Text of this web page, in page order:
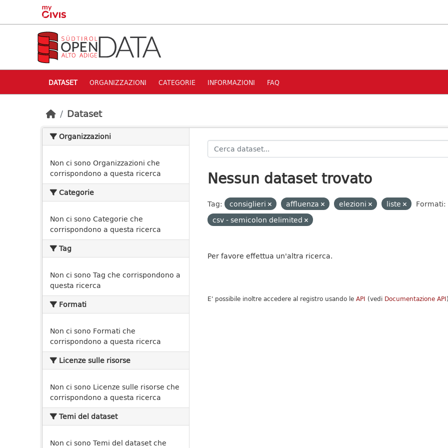
Skip to main content
DATASET ORGANIZZAZIONI CATEGORIE INFORMAZIONI FAQ
Dataset
Organizzazioni
Non ci sono Organizzazioni che
corrispondono a questa ricerca
Categorie
Non ci sono Categorie che
corrispondono a questa ricerca
Tag
Non ci sono Tag che corrispondono a
questa ricerca
Formati
Non ci sono Formati che
corrispondono a questa ricerca
Licenze sulle risorse
Non ci sono Licenze sulle risorse che
corrispondono a questa ricerca
Temi del dataset
Non ci sono Temi del dataset che
Nessun dataset trovato
Tag: consiglieri affluenza elezioni liste
Formati:
csv - semicolon delimited
Per favore effettua un'altra ricerca.
E' possibile inoltre accedere al registro usando le API (vedi Documentazione API